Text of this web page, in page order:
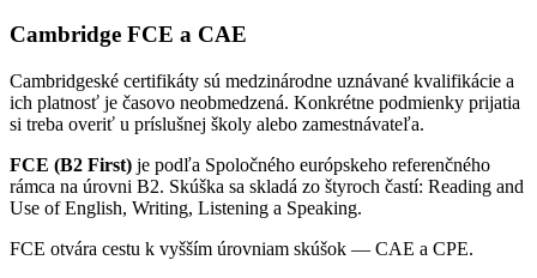
Cambridge FCE a CAE
Cambridgeské certifikáty sú medzinárodne uznávané kvalifikácie a
ich platnosť je časovo neobmedzená. Konkrétne podmienky prijatia
si treba overiť u príslušnej školy alebo zamestnávateľa.
FCE (B2 First) je podľa Spoločného európskeho referenčného
rámca na úrovni B2. Skúška sa skladá zo štyroch častí: Reading and
Use of English, Writing, Listening a Speaking.
FCE otvára cestu k vyšším úrovniam skúšok — CAE a CPE.